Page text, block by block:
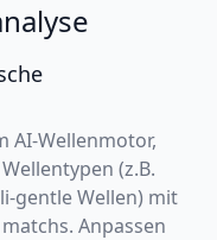
AI-Wellenmotor,
(z.B.
gentle Wellen) mit
Anpassen